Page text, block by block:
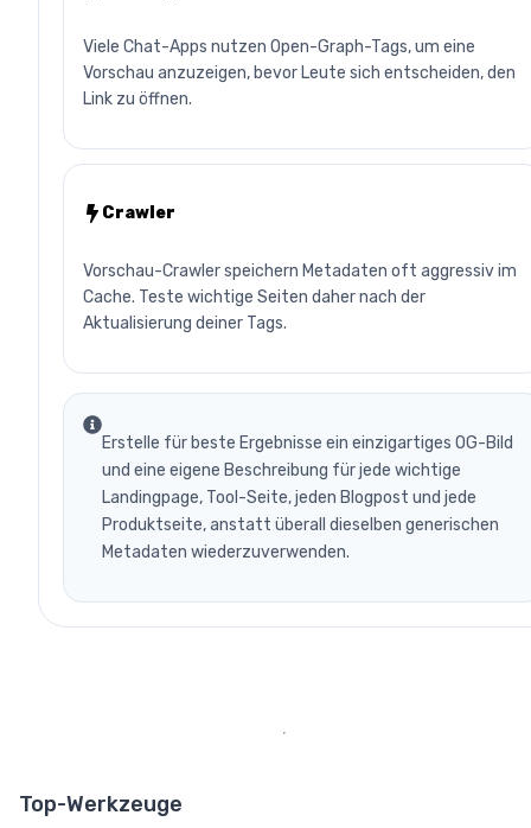
Viele Chat-Apps nutzen Open-Graph-Tags, um eine
Vorschau anzuzeigen, bevor Leute sich entscheiden, den
Link zu öffnen.
Crawler
Vorschau-Crawler speichern Metadaten oft aggressiv im
Cache. Teste wichtige Seiten daher nach der
Aktualisierung deiner Tags.
Erstelle für beste Ergebnisse ein einzigartiges OG-Bild
und eine eigene Beschreibung für jede wichtige
Landingpage, Tool-Seite, jeden Blogpost und jede
Produktseite, anstatt überall dieselben generischen
Metadaten wiederzuverwenden.
Top-Werkzeuge